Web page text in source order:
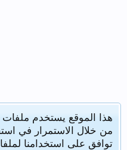
هذا الموقع يستخدم ملفات
من خلال الاستمرار في
توافق على استخدامنا